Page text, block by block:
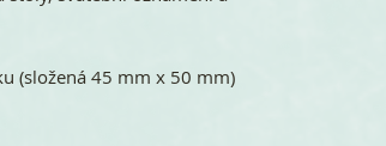
(složená 45 mm x 50 mm)